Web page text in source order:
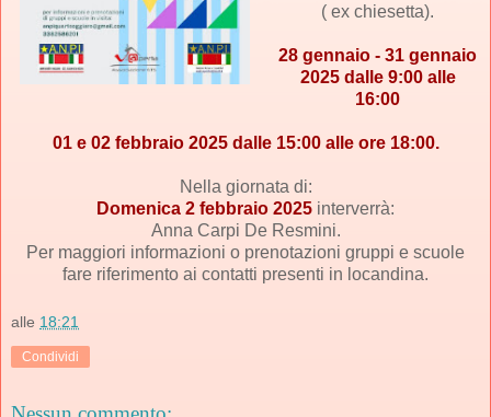
( ex chiesetta).
28 gennaio - 31 gennaio
2025 dalle 9:00 alle
16:00
01 e 02 febbraio 2025 dalle 15:00 alle ore 18:00.
Nella giornata di:
Domenica 2 febbraio 2025 interverrà:
Anna Carpi De Resmini.
Per maggiori informazioni o prenotazioni gruppi e scuole
fare riferimento ai contatti presenti in locandina.
alle 18:21
Condividi